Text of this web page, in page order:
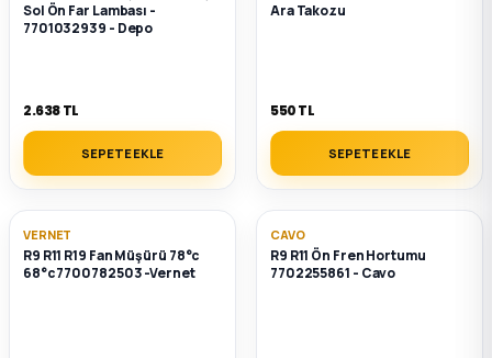
Sol Ön Far Lambası -
7701032939 - Depo
2.638 TL
SEPETE EKLE
Ara Takozu
550 TL
SEPETE EKLE
VERNET
R9 R11 R19 Fan Müşürü 78°c
68°c 7700782503 -Vernet
CAVO
R9 R11 Ön Fren Hortumu
7702255861 - Cavo